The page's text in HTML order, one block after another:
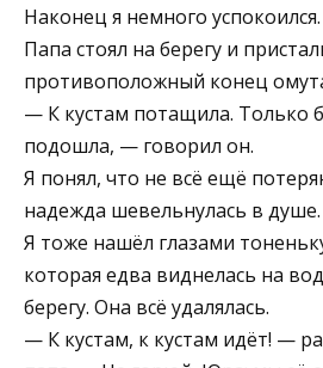
Наконец я немного успокоился.
Папа стоял на берегу и
противоположный конец
— К кустам потащила. Только
подошла, — говорил он.
Я понял, что не всё ещё
надежда шевельнулась в душе.
Я тоже нашёл глазами
которая едва виднелась на
берегу. Она всё удалялась.
— К кустам, к кустам идёт! —